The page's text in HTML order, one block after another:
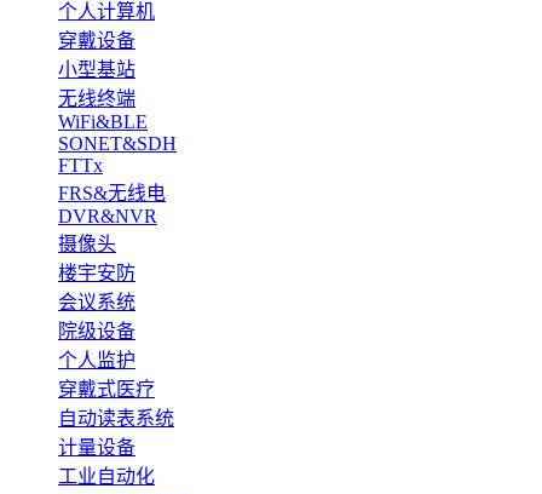
个人计算机
穿戴设备
小型基站
无线终端
WiFi&BLE
SONET&SDH
FTTx
FRS&无线电
DVR&NVR
摄像头
楼宇安防
会议系统
院级设备
个人监护
穿戴式医疗
自动读表系统
计量设备
工业自动化